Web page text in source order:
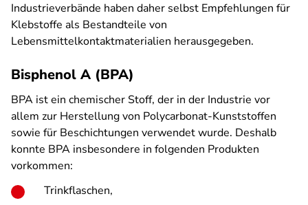
Industrieverbände haben daher selbst Empfehlungen für
Klebstoffe als Bestandteile von
Lebensmittelkontaktmaterialien herausgegeben.
Bisphenol A (BPA)
BPA ist ein chemischer Stoff, der in der Industrie vor
allem zur Herstellung von Polycarbonat-Kunststoffen
sowie für Beschichtungen verwendet wurde. Deshalb
konnte BPA insbesondere in folgenden Produkten
vorkommen:
Trinkflaschen,